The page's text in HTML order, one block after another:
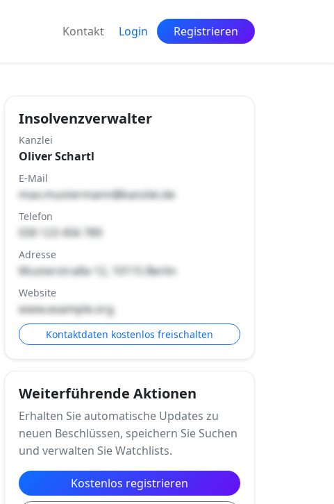
Kontakt Login Registrieren
Insolvenzverwalter
Kanzlei
Oliver Schartl
E-Mail
max.mustermann@kanzlei.de
Telefon
030 123 456 789
Adresse
Musterstraße 12, 10115 Berlin
Website
www.example.org
Kontaktdaten kostenlos freischalten
Weiterführende Aktionen
Erhalten Sie automatische Updates zu
neuen Beschlüssen, speichern Sie Suchen
und verwalten Sie Watchlists.
Kostenlos registrieren